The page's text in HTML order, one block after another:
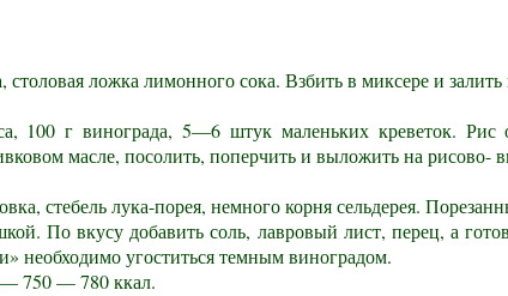
ложка лимонного сока. Взбить в миксере и залить
100 г винограда, 5—6 штук маленьких креветок. Рис
масле, посолить, поперчить и выложить на рисово-
стебель лука-порея, немного корня сельдерея.
По вкусу добавить соль, лавровый лист, перец, а
необходимо угоститься темным виноградом.
— 750 — 780 ккал.